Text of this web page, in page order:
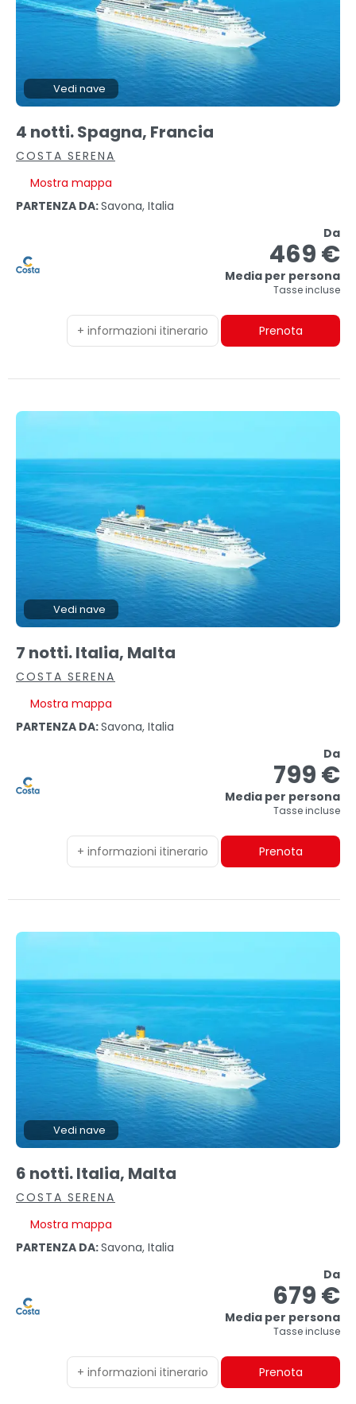
Vedi nave
4 notti. Spagna, Francia
COSTA SERENA
Mostra mappa
PARTENZA DA:Savona, Italia
Da
469 €
Media per persona
Tasse incluse
+ informazioni itinerario Prenota
Vedi nave
7 notti. Italia, Malta
COSTA SERENA
Mostra mappa
PARTENZA DA:Savona, Italia
Da
799 €
Media per persona
Tasse incluse
+ informazioni itinerario Prenota
Vedi nave
6 notti. Italia, Malta
COSTA SERENA
Mostra mappa
PARTENZA DA:Savona, Italia
Da
679 €
Media per persona
Tasse incluse
+ informazioni itinerario Prenota